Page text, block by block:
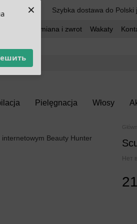
× Szybka dostawa do Polski
Wymiana i zwrot Wakaty
Pielęgnacja Włosy
Нет